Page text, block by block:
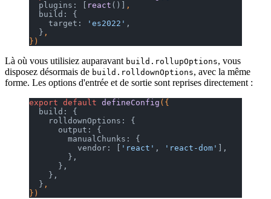
  plugins: [
react ()]
,
  build: {
    target:
'es2022' ,
  }
,
})
Là où vous utilisiez auparavant build.rollupOptions, vous
disposez désormais de build.rolldownOptions, avec la même
forme. Les options d'entrée et de sortie sont reprises directement :
export default defineConfig ({
  build: {
    rolldownOptions: {
      output: {
        manualChunks: {
          vendor: [
'react' , 'react-dom'
],
        },
      },
    },
  }
,
})